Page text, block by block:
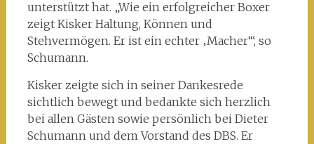
unterstützt hat. „Wie ein erfolgreicher Boxer
zeigt Kisker Haltung, Können und
Stehvermögen. Er ist ein echter ‚Macher‘“, so
Schumann.
Kisker zeigte sich in seiner Dankesrede
sichtlich bewegt und bedankte sich herzlich
bei allen Gästen sowie persönlich bei Dieter
Schumann und dem Vorstand des DBS. Er